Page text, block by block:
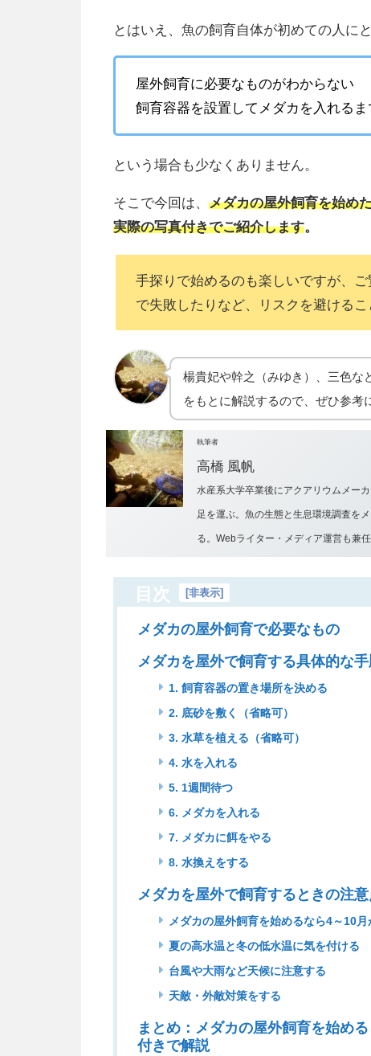
とはいえ、魚の飼育自体が初めての人にと
屋外飼育に必要なものがわからない
飼育容器を設置してメダカを入れる
という場合も少なくありません。
そこで今回は、 メダカの屋外飼育を始め
実際の写真付きでご紹介します。
手探りで始めるのも楽しいですが、
で失敗したりなど、リスクを避けるこ
楊貴妃や幹之（みゆき）、三色な
をもとに解説するので、ぜひ参考
執筆者
高橋 風帆
水産系大学卒業後にアクアリウムメー
足を運ぶ。魚の生態と生息環境調査を
る。Webライター・メディア運営も兼
目次 [非表示]
メダカの屋外飼育で必要なもの
メダカを屋外で飼育する具体的な
1. 飼育容器の置き場所を決める
2. 底砂を敷く（省略可）
3. 水草を植える（省略可）
4. 水を入れる
5. 1週間待つ
6. メダカを入れる
7. メダカに餌をやる
8. 水換えをする
メダカを屋外で飼育するときの注意
メダカの屋外飼育を始めるなら4～10月
夏の高水温と冬の低水温に気を付ける
台風や大雨など天候に注意する
天敵・外敵対策をする
まとめ：メダカの屋外飼育を始め
付きで解説